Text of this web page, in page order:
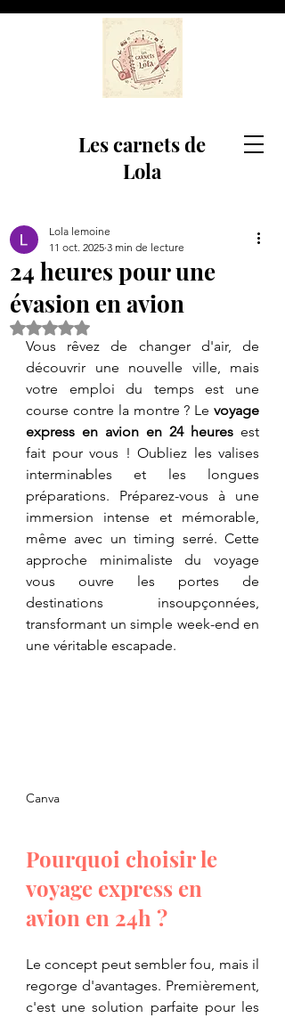
Les carnets de
Lola
24 heures pour une
évasion en avion
Lola lemoine
11 oct. 2025 3 min de lecture
Noté NaN étoiles sur 5.
Vous rêvez de changer d'air, de
découvrir une nouvelle ville, mais
votre emploi du temps est une
course contre la montre ? Le voyage
express en avion en 24 heures est
fait pour vous ! Oubliez les valises
interminables et les longues
préparations. Préparez-vous à une
immersion intense et mémorable,
même avec un timing serré. Cette
approche minimaliste du voyage
vous ouvre les portes de
destinations insoupçonnées,
transformant un simple week-end en
une véritable escapade.
Canva
Pourquoi choisir le
voyage express en
avion en 24h ?
Le concept peut sembler fou, mais il
regorge d'avantages. Premièrement,
c'est une solution parfaite pour les